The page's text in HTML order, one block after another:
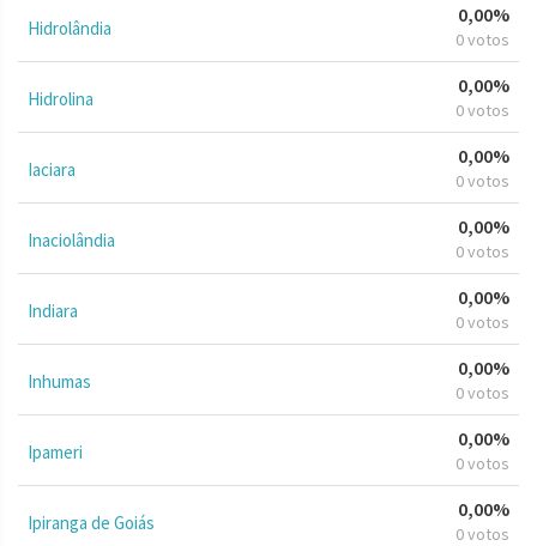
Hidrolândia
0,00%
0 votos
Hidrolina
0,00%
0 votos
Iaciara
0,00%
0 votos
Inaciolândia
0,00%
0 votos
Indiara
0,00%
0 votos
Inhumas
0,00%
0 votos
Ipameri
0,00%
0 votos
Ipiranga de Goiás
0,00%
0 votos